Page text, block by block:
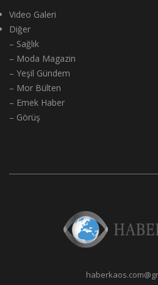
Video Galeri
Diğer
– Sağlık
– Moda Magazin
– Yeşil Gündem
– Mor Bülten
– Emek Haber
– Görüş